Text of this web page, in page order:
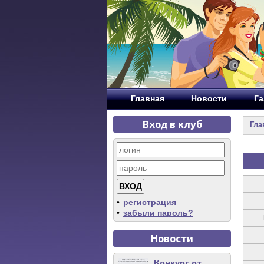
Главная Новости
Вход в клуб
• регистрация
• забыли пароль?
Новости